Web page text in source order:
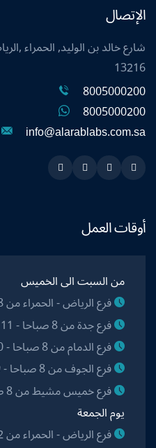
الإتصال
شارع خالد بن الوليد, الحمراء
13216
8005000200
8005000200
info@alarablabs.com.sa
Snapchat
Twitter
Linkedin
Instagram
أوقات العمل
من السبت الى الخميس
فرع الرياض - الحمراء من 8 صباحا - 11 مساءا
فرع جدة من 8 صباحا - 11 مساءا
فرع الدمام من 8 صباحا - 10 مساءا
فرع الجوف من 8 صباحا - 9 مساءا
فرع خميس مشيط من 8 صباحا - 10 مساءا
يوم الجمعة
فرع الرياض - الحمراء من 2 مساءا - 11 مساءا